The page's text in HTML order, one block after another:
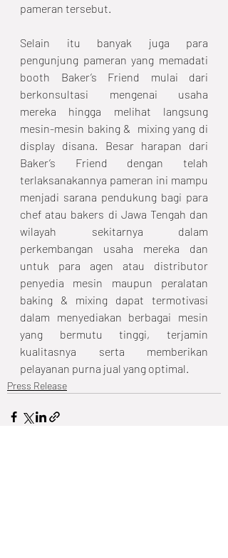
pameran tersebut.
Selain itu banyak juga para
pengunjung pameran yang memadati
booth Baker’s Friend mulai dari
berkonsultasi mengenai usaha
mereka hingga melihat langsung
mesin-mesin baking &  mixing yang di
display disana. Besar harapan dari
Baker’s Friend dengan telah
terlaksanakannya pameran ini mampu
menjadi sarana pendukung bagi para
chef atau bakers di Jawa Tengah dan
wilayah sekitarnya dalam
perkembangan usaha mereka dan
untuk para agen atau distributor
penyedia mesin maupun peralatan
baking & mixing dapat termotivasi
dalam menyediakan berbagai mesin
yang bermutu tinggi, terjamin
kualitasnya serta memberikan
pelayanan purna jual yang optimal.
Press Release